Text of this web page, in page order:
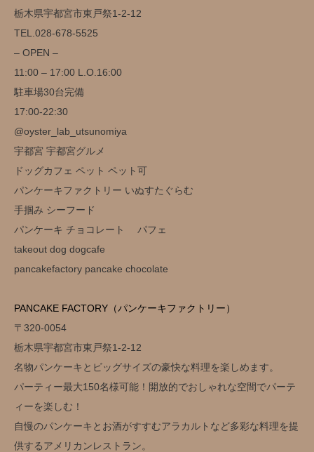
栃木県宇都宮市東戸祭1-2-12
TEL.028-678-5525
– OPEN –
11:00 – 17:00 L.O.16:00
駐車場30台完備️
17:00-22:30
@oyster_lab_utsunomiya
宇都宮 宇都宮グルメ
ドッグカフェ ペット ペット可
パンケーキファクトリー いぬすたぐらむ
手掴み シーフード
パンケーキ チョコレート パフェ
takeout dog dogcafe
pancakefactory pancake chocolate
PANCAKE FACTORY（パンケーキファクトリー）
〒320-0054
栃木県宇都宮市東戸祭1-2-12
名物パンケーキとビッグサイズの豪快な料理を楽しめます。
パーティー最大150名様可能！開放的でおしゃれな空間でパーテ
ィーを楽しむ！
自慢のパンケーキとお酒がすすむアラカルトなど多彩な料理を提
供するアメリカンレストラン。